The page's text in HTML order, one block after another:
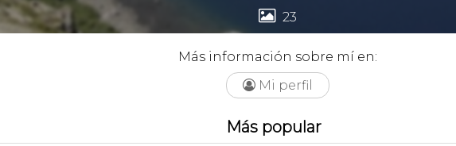
 23
Más información sobre mí en:
 Mi perfil
Más popular